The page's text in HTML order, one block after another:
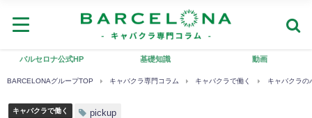
バルセロナ公式HP 基礎知識 動画
BARCELONAグループTOP キャバクラ専門コラム キャバクラで働く キャバクラの
キャバクラで働く pickup